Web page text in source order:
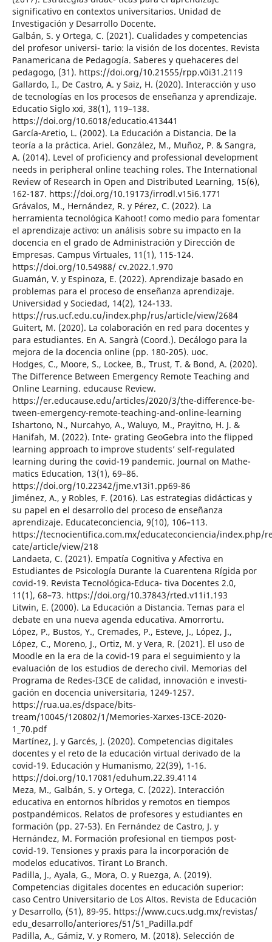
significativo en contextos universitarios. Unidad de
Investigación y Desarrollo Docente.
Galbán, S. y Ortega, C. (2021). Cualidades y competencias
del profesor universi- tario: la visión de los docentes. Revista
Panamericana de Pedagogía. Saberes y quehaceres del
pedagogo, (31). https://doi.org/10.21555/rpp.v0i31.2119
Gallardo, I., De Castro, A. y Saiz, H. (2020). Interacción y uso
de tecnologías en los procesos de enseñanza y aprendizaje.
Educatio Siglo xxi, 38(1), 119–138.
https://doi.org/10.6018/educatio.413441
García-Aretio, L. (2002). La Educación a Distancia. De la
teoría a la práctica. Ariel. González, M., Muñoz, P. & Sangra,
A. (2014). Level of proficiency and professional development
needs in peripheral online teaching roles. The International
Review of Research in Open and Distributed Learning, 15(6),
162-187. https://doi.org/10.19173/irrodl.v15i6.1771
Grávalos, M., Hernández, R. y Pérez, C. (2022). La
herramienta tecnológica Kahoot! como medio para fomentar
el aprendizaje activo: un análisis sobre su impacto en la
docencia en el grado de Administración y Dirección de
Empresas. Campus Virtuales, 11(1), 115-124.
https://doi.org/10.54988/ cv.2022.1.970
Guamán, V. y Espinoza, E. (2022). Aprendizaje basado en
problemas para el proceso de enseñanza aprendizaje.
Universidad y Sociedad, 14(2), 124-133.
https://rus.ucf.edu.cu/index.php/rus/article/view/2684
Guitert, M. (2020). La colaboración en red para docentes y
para estudiantes. En A. Sangrà (Coord.). Decálogo para la
mejora de la docencia online (pp. 180-205). uoc.
Hodges, C., Moore, S., Lockee, B., Trust, T. & Bond, A. (2020).
The Difference Between Emergency Remote Teaching and
Online Learning. educause Review.
https://er.educause.edu/articles/2020/3/the-difference-be-
tween-emergency-remote-teaching-and-online-learning
Ishartono, N., Nurcahyo, A., Waluyo, M., Prayitno, H. J. &
Hanifah, M. (2022). Inte- grating GeoGebra into the flipped
learning approach to improve students’ self-regulated
learning during the covid-19 pandemic. Journal on Mathe-
matics Education, 13(1), 69–86.
https://doi.org/10.22342/jme.v13i1.pp69-86
Jiménez, A., y Robles, F. (2016). Las estrategias didácticas y
su papel en el desarrollo del proceso de enseñanza
aprendizaje. Educateconciencia, 9(10), 106–113.
https://tecnocientifica.com.mx/educateconciencia/index.php/
cate/article/view/218
Landaeta, C. (2021). Empatía Cognitiva y Afectiva en
Estudiantes de Psicología Durante la Cuarentena Rígida por
covid-19. Revista Tecnológica-Educa- tiva Docentes 2.0,
11(1), 68–73. https://doi.org/10.37843/rted.v11i1.193
Litwin, E. (2000). La Educación a Distancia. Temas para el
debate en una nueva agenda educativa. Amorrortu.
López, P., Bustos, Y., Cremades, P., Esteve, J., López, J.,
López, C., Moreno, J., Ortiz, M. y Vera, R. (2021). El uso de
Moodle en la era de la covid-19 para el seguimiento y la
evaluación de los estudios de derecho civil. Memorias del
Programa de Redes-I3CE de calidad, innovación e investi-
gación en docencia universitaria, 1249-1257.
https://rua.ua.es/dspace/bits-
tream/10045/120802/1/Memories-Xarxes-I3CE-2020-
1_70.pdf
Martínez, J. y Garcés, J. (2020). Competencias digitales
docentes y el reto de la educación virtual derivado de la
covid-19. Educación y Humanismo, 22(39), 1-16.
https://doi.org/10.17081/eduhum.22.39.4114
Meza, M., Galbán, S. y Ortega, C. (2022). Interacción
educativa en entornos híbridos y remotos en tiempos
postpandémicos. Relatos de profesores y estudiantes en
formación (pp. 27-53). En Fernández de Castro, J. y
Hernández, M. Formación profesional en tiempos post-
covid-19. Tensiones y praxis para la incorporación de
modelos educativos. Tirant Lo Branch.
Padilla, J., Ayala, G., Mora, O. y Ruezga, A. (2019).
Competencias digitales docentes en educación superior:
caso Centro Universitario de Los Altos. Revista de Educación
y Desarrollo, (51), 89-95. https://www.cucs.udg.mx/revistas/
edu_desarrollo/anteriores/51/51_Padilla.pdf
Padilla, A., Gámiz, V. y Romero, M. (2018). Selección de